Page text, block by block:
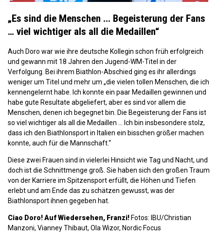
„Es sind die Menschen ... Begeisterung der Fans
… viel wichtiger als all die Medaillen“
Auch Doro war wie ihre deutsche Kollegin schon früh erfolgreich
und gewann mit 18 Jahren den Jugend-WM-Titel in der
Verfolgung. Bei ihrem Biathlon-Abschied ging es ihr allerdings
weniger um Titel und mehr um „die vielen tollen Menschen, die ich
kennengelernt habe. Ich konnte ein paar Medaillen gewinnen und
habe gute Resultate abgeliefert, aber es sind vor allem die
Menschen, denen ich begegnet bin. Die Begeisterung der Fans ist
so viel wichtiger als all die Medaillen ... Ich bin insbesondere stolz,
dass ich den Biathlonsport in Italien ein bisschen größer machen
konnte, auch für die Mannschaft.“
Diese zwei Frauen sind in vielerlei Hinsicht wie Tag und Nacht, und
doch ist die Schnittmenge groß. Sie haben sich den großen Traum
von der Karriere im Spitzensport erfüllt, die Höhen und Tiefen
erlebt und am Ende das zu schätzen gewusst, was der
Biathlonsport ihnen gegeben hat.
Ciao Doro! Auf Wiedersehen, Franzi! Fotos: IBU/Christian
Manzoni, Vianney Thibaut, Ola Wizor, Nordic Focus